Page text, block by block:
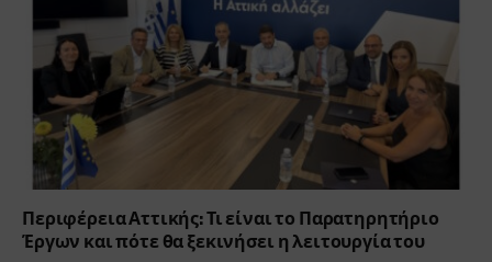
Περιφέρεια Αττικής: Τι είναι το Παρατηρητήριο
Έργων και πότε θα ξεκινήσει η λειτουργία του